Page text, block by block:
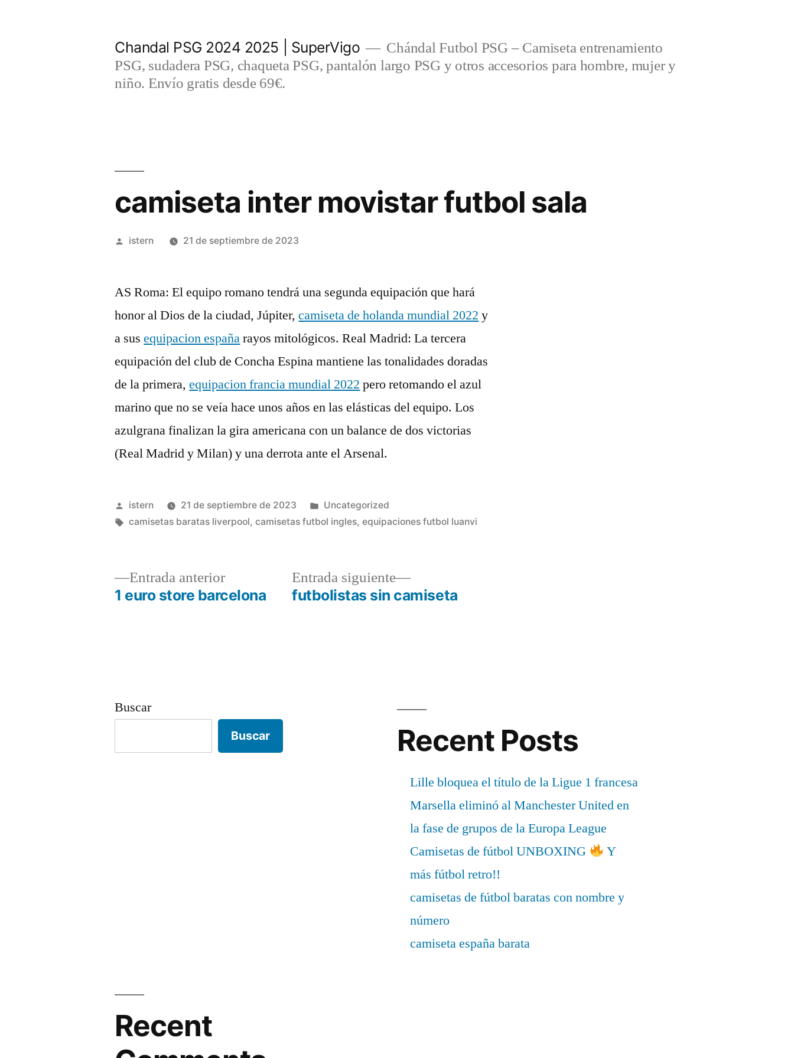
Chandal PSG 2024 2025 | SuperVigo
Chándal Futbol PSG – Camiseta entrenamiento
PSG, sudadera PSG, chaqueta PSG, pantalón largo PSG y otros accesorios para hombre, mujer y
niño. Envío gratis desde 69€.
camiseta inter movistar futbol sala
Publicado
istern 21 de septiembre de 2023
AS Roma: El equipo romano tendrá una segunda equipación que hará
honor al Dios de la ciudad, Júpiter,camiseta de holanda mundial 2022 y
a susequipacion españarayos mitológicos. Real Madrid: La tercera
equipación del club de Concha Espina mantiene las tonalidades doradas
de la primera,equipacion francia mundial 2022 pero retomando el azul
marino que no se veía hace unos años en las elásticas del equipo. Los
azulgrana finalizan la gira americana con un balance de dos victorias
(Real Madrid y Milan) y una derrota ante el Arsenal.
Publicado
por
istern 21 de septiembre de 2023
Publicado
en
Uncategorized
Etiquetas:
camisetas baratas liverpool,camisetas futbol ingles,equipaciones futbol luanvi
Navegación
Entrada anteriorEntrada
anterior:
1 euro store barcelona
Entrada siguiente
Entrada
siguiente:
futbolistas sin camiseta
Buscar
Buscar Recent Posts
Lille bloquea el título de la Ligue 1 francesa
Marsella eliminó al Manchester United en
la fase de grupos de la Europa League
Camisetas de fútbol UNBOXING
Y
más fútbol retro!!
camisetas de fútbol baratas con nombre y
número
camiseta españa barata
Recent